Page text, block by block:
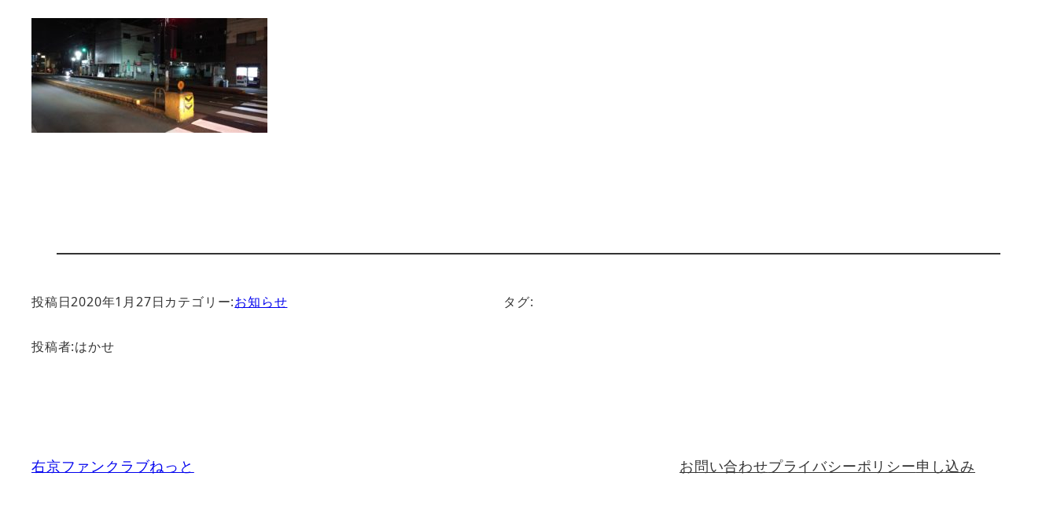
投稿日2020年1月27日カテゴリー:お知らせ
投稿者:はかせ
タグ:
右京ファンクラブねっと お問い合わせプライバシーポリシー申し込み